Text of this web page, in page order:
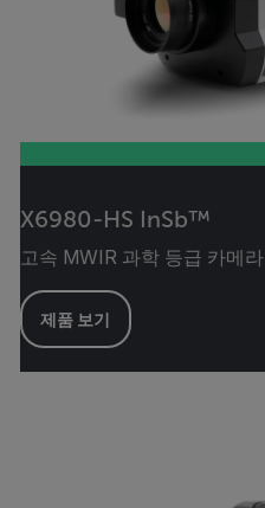
X6980-HS InSb™
고속 MWIR 과학 등급 카메라
제품 보기